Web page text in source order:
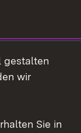
gestalten
wir
Sie in